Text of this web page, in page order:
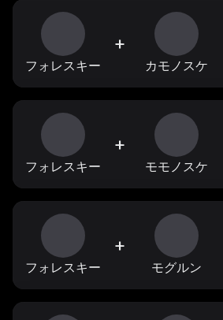
フォレスキー
+
カモノスケ
フォレスキー
+
モモノスケ
フォレスキー
+
モグルン